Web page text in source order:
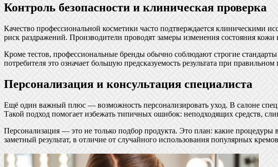
Контроль безопасности и клиническая проверка
Качество профессиональной косметики часто подтверждается клиническими
риск раздражений. Производители проводят замеры изменения состояния
Кроме тестов, профессиональные бренды обычно соблюдают строгие
потребителя это означает большую предсказуемость результата при
Персонализация и консультация специалиста
Ещё один важный плюс — возможность персонализировать уход. В салоне
Такой подход помогает избежать типичных ошибок: неподходящих средств,
Персонализация — это не только подбор продукта. Это план: какие
заметный результат, в отличие от случайного использования популярных кремов